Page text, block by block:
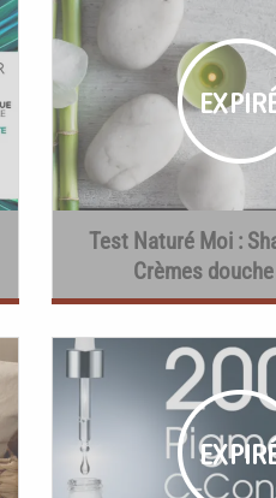
Test Naturé Moi :
Crèmes